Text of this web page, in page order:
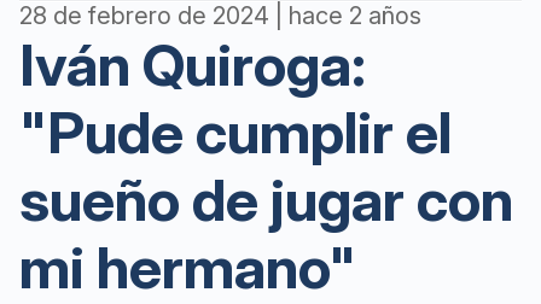
28 de febrero de 2024 | hace 2 años
Iván Quiroga:
"Pude cumplir el
sueño de jugar con
mi hermano"